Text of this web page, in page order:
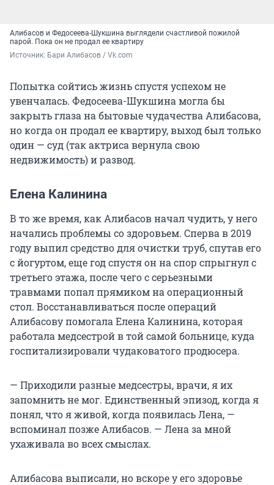
Алибасов и Федосеева-Шукшина выглядели счастливой пожилой
парой. Пока он не продал ее квартиру
Источник: Бари Алибасов / Vk.com
Попытка сойтись жизнь спустя успехом не
увенчалась. Федосеева-Шукшина могла бы
закрыть глаза на бытовые чудачества Алибасова,
но когда он продал ее квартиру, выход был только
один — суд (так актриса вернула свою
недвижимость) и развод.
Елена Калинина
В то же время, как Алибасов начал чудить, у него
начались проблемы со здоровьем. Сперва в 2019
году выпил средство для очистки труб, спутав его
с йогуртом, еще год спустя он на спор спрыгнул с
третьего этажа, после чего с серьезными
травмами попал прямиком на операционный
стол. Восстанавливаться после операций
Алибасову помогала Елена Калинина, которая
работала медсестрой в той самой больнице, куда
госпитализировали чудаковатого продюсера.
— Приходили разные медсестры, врачи, я их
запомнить не мог. Единственный эпизод, когда я
понял, что я живой, когда появилась Лена, —
вспоминал позже Алибасов. — Лена за мной
ухаживала во всех смыслах.
Алибасова выписали, но вскоре у его здоровье